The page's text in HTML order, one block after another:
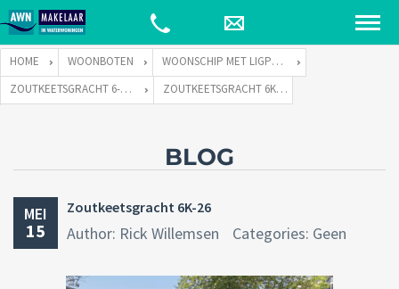
HOME WOONBOTEN
WOONSCHIP MET LIGPLAATS
ZOUTKEETSGRACHT 6-K TE 1013 LC AMSTERDAM
ZOUTKEETSGRACHT 6K-26
BLOG
MEI
15
Zoutkeetsgracht 6K-26
Author: Rick Willemsen Categories: Geen